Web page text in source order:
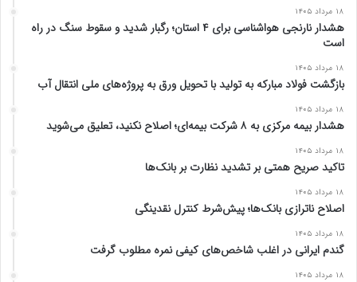
۱۸ مرداد ۱۴۰۵
هشدار نارنجی هواشناسی برای ۴ استان؛ رگبار شدید و سقوط سنگ در راه
است
۱۸ مرداد ۱۴۰۵
بازگشت فولاد مبارکه به تولید با تحویل ورق به پروژه‌های ملی انتقال آب
۱۸ مرداد ۱۴۰۵
هشدار بیمه مرکزی به ۸ شرکت بیمه‌ای؛ اصلاح نکنید، تعلیق می‌شوید
۱۸ مرداد ۱۴۰۵
تاکید صریح همتی بر تشدید نظارت بر بانک‌ها
۱۸ مرداد ۱۴۰۵
اصلاح ناترازی بانک‌ها؛ پیش‌شرط کنترل نقدینگی
۱۸ مرداد ۱۴۰۵
گندم ایرانی در اغلب شاخص‌های کیفی نمره مطلوب گرفت
۱۸ مرداد ۱۴۰۵